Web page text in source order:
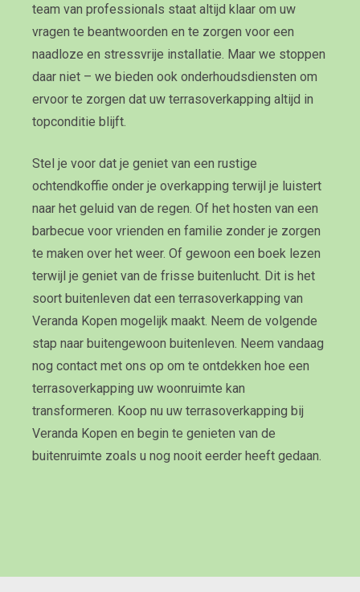
team van professionals staat altijd klaar om uw
vragen te beantwoorden en te zorgen voor een
naadloze en stressvrije installatie. Maar we stoppen
daar niet – we bieden ook onderhoudsdiensten om
ervoor te zorgen dat uw terrasoverkapping altijd in
topconditie blijft.
Stel je voor dat je geniet van een rustige
ochtendkoffie onder je overkapping terwijl je luistert
naar het geluid van de regen. Of het hosten van een
barbecue voor vrienden en familie zonder je zorgen
te maken over het weer. Of gewoon een boek lezen
terwijl je geniet van de frisse buitenlucht. Dit is het
soort buitenleven dat een terrasoverkapping van
Veranda Kopen mogelijk maakt. Neem de volgende
stap naar buitengewoon buitenleven. Neem vandaag
nog contact met ons op om te ontdekken hoe een
terrasoverkapping uw woonruimte kan
transformeren. Koop nu uw terrasoverkapping bij
Veranda Kopen en begin te genieten van de
buitenruimte zoals u nog nooit eerder heeft gedaan.